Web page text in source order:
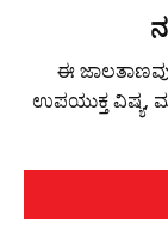
ಈ
ಉಪಯುಕ್ತ ವಿಷ್ಯ,